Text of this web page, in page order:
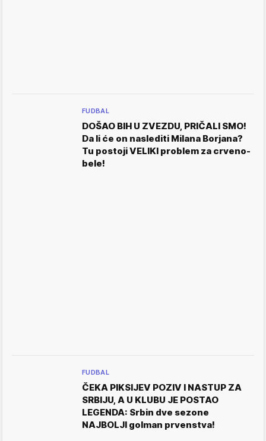
FUDBAL
DOŠAO BIH U ZVEZDU, PRIČALI SMO!
Da li će on naslediti Milana Borjana?
Tu postoji VELIKI problem za crveno-
bele!
FUDBAL
ČEKA PIKSIJEV POZIV I NASTUP ZA
SRBIJU, A U KLUBU JE POSTAO
LEGENDA: Srbin dve sezone
NAJBOLJI golman prvenstva!